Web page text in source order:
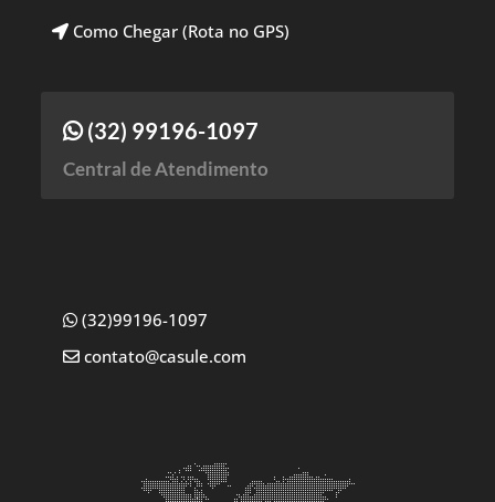
Como Chegar (Rota no GPS)
(32) 99196-1097
Central de Atendimento
(32)99196-1097
contato@casule.com